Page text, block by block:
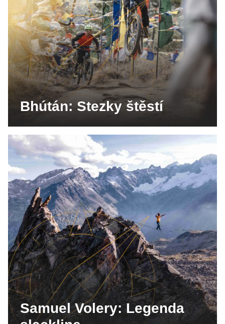
Bhútán: Stezky štěstí
Samuel Volery: Legenda